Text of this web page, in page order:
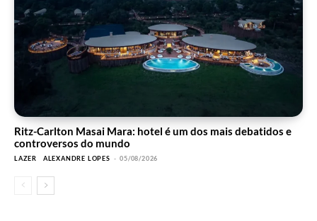
Ritz-Carlton Masai Mara: hotel é um dos mais debatidos e
controversos do mundo
LAZER ALEXANDRE LOPES - 05/08/2026